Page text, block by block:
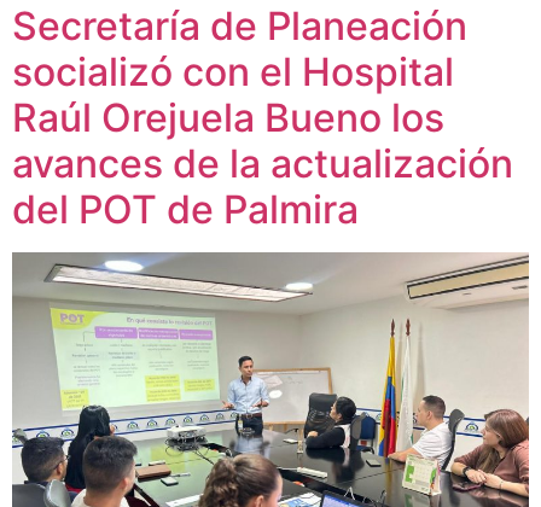
Secretaría de Planeación
socializó con el Hospital
Raúl Orejuela Bueno los
avances de la actualización
del POT de Palmira